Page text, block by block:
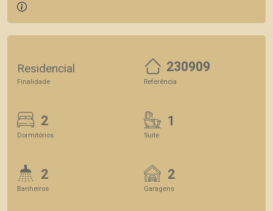
Residencial
Finalidade
230909
Referência
2
Dormitórios
1
Suite
2
Banheiros
2
Garagens